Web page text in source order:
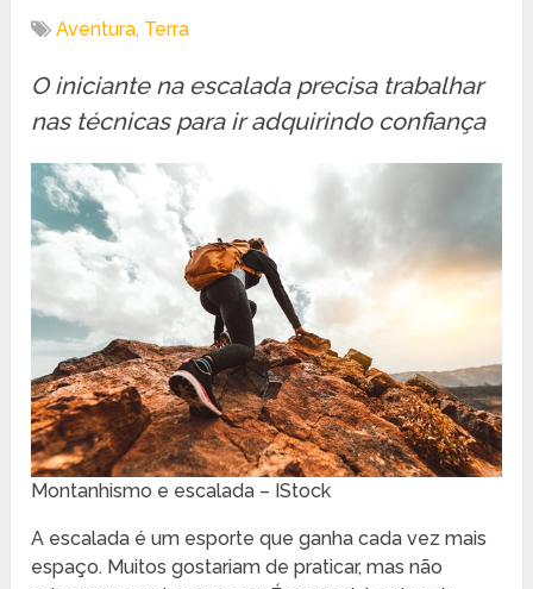
Aventura, Terra
O iniciante na escalada precisa trabalhar
nas técnicas para ir adquirindo confiança
Montanhismo e escalada – IStock
A escalada é um esporte que ganha cada vez mais
espaço. Muitos gostariam de praticar, mas não